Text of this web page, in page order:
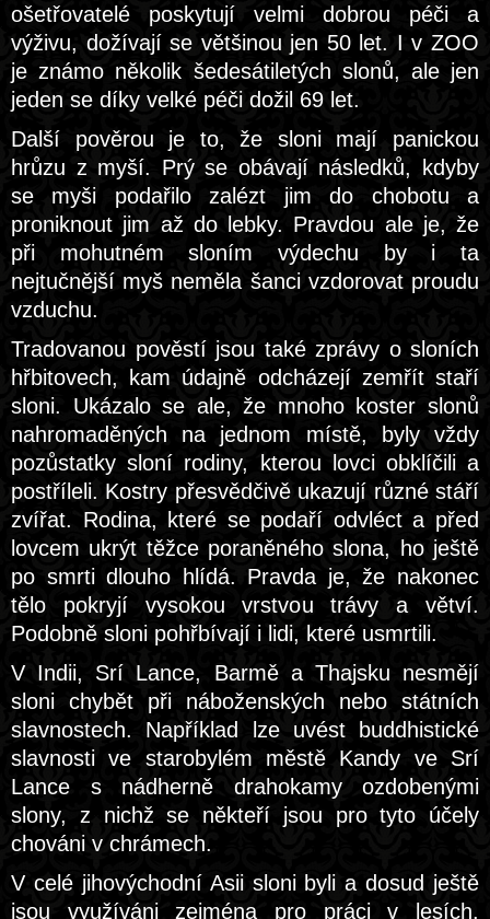
ošetřovatelé poskytují velmi dobrou péči a
výživu, dožívají se většinou jen 50 let. I v ZOO
je známo několik šedesátiletých slonů, ale jen
jeden se díky velké péči dožil 69 let.
Další pověrou je to, že sloni mají panickou
hrůzu z myší. Prý se obávají následků, kdyby
se myši podařilo zalézt jim do chobotu a
proniknout jim až do lebky. Pravdou ale je, že
při mohutném sloním výdechu by i ta
nejtučnější myš neměla šanci vzdorovat proudu
vzduchu.
Tradovanou pověstí jsou také zprávy o sloních
hřbitovech, kam údajně odcházejí zemřít staří
sloni. Ukázalo se ale, že mnoho koster slonů
nahromaděných na jednom místě, byly vždy
pozůstatky sloní rodiny, kterou lovci obklíčili a
postříleli. Kostry přesvědčivě ukazují různé stáří
zvířat. Rodina, které se podaří odvléct a před
lovcem ukrýt těžce poraněného slona, ho ještě
po smrti dlouho hlídá. Pravda je, že nakonec
tělo pokryjí vysokou vrstvou trávy a větví.
Podobně sloni pohřbívají i lidi, které usmrtili.
V Indii, Srí Lance, Barmě a Thajsku nesmějí
sloni chybět při náboženských nebo státních
slavnostech. Například lze uvést buddhistické
slavnosti ve starobylém městě Kandy ve Srí
Lance s nádherně drahokamy ozdobenými
slony, z nichž se někteří jsou pro tyto účely
chováni v chrámech.
V celé jihovýchodní Asii sloni byli a dosud ještě
jsou využíváni zejména pro práci v lesích.